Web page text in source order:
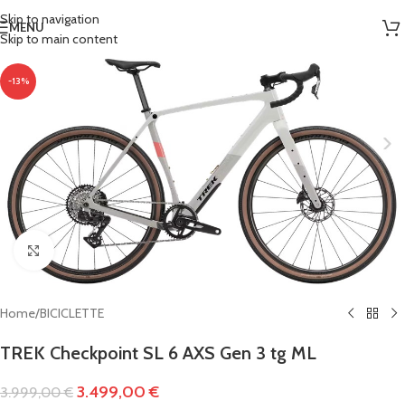
Skip to navigation
Skip to main content
MENU
-13%
Clicca per ingrandire
Home/BICICLETTE
TREK Checkpoint SL 6 AXS Gen 3 tg ML
3.999,00€ 3.499,00€